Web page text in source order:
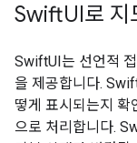
SwiftUI로 지
SwiftUI는 선언적
을 제공합니다.
떻게 표시되는지 확
으로 처리합니다.